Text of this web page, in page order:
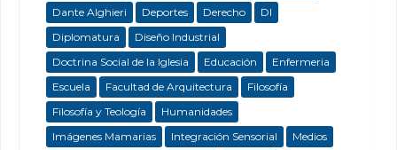
Dante Alghieri
Deportes Derecho
DI
Diplomatura
Diseño Industrial
Doctrina Social de la Iglesia
Educación
Enfermeria
Escuela
Facultad de Arquitectura
Filosofía
Filosofía y Teología
Humanidades
Imágenes Mamarias
Integración Sensorial
Medios